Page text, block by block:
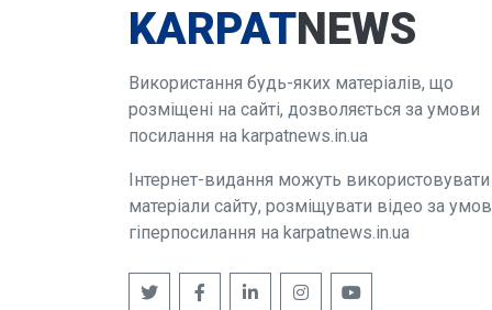
KARPATNEWS
Використання будь-яких матеріалів, що
розміщені на сайті, дозволяється за умови
посилання на karpatnews.in.ua
Інтернет-видання можуть використовувати
матеріали сайту, розміщувати відео за
гіперпосилання на karpatnews.in.ua